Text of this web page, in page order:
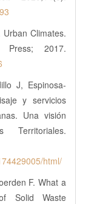
Climates.
Press; 2017.
J, Espinosa-
y servicios
Una visión
Territoriales.
html/
F. What a
Solid Waste